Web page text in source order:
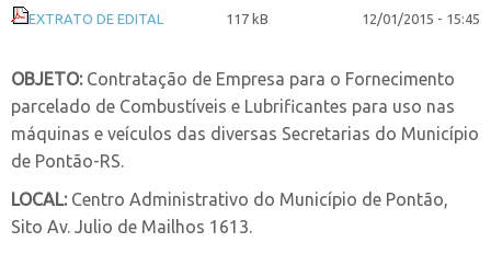
EXTRATO DE EDITAL
117 kB 12/01/2015 - 15:45
OBJETO:Contratação de Empresa para o Fornecimento
parcelado de Combustíveis e Lubrificantes para uso nas
máquinas e veículos das diversas Secretarias do Município
de Pontão-RS.
LOCAL:Centro Administrativo do Município de Pontão,
Sito Av. Julio de Mailhos 1613.